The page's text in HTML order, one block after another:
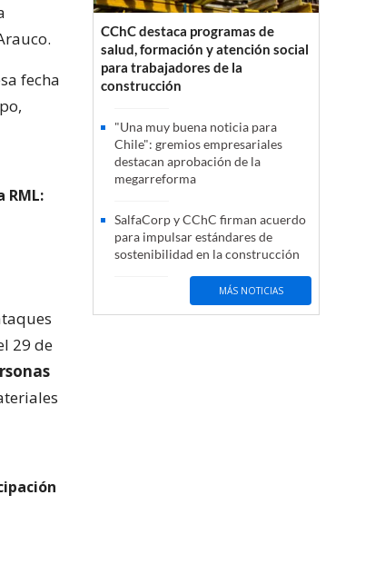
fecha
RML:
29 de
CChC destaca programas de
salud, formación y atención social
para trabajadores de la
construcción
"Una muy buena noticia para
Chile": gremios empresariales
destacan aprobación de la
megarreforma
SalfaCorp y CChC firman acuerdo
para impulsar estándares de
sostenibilidad en la construcción
MÁS NOTICIAS